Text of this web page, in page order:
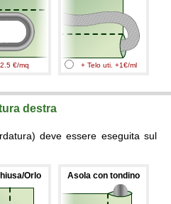
€/mq + Telo uti. +1€/ml
destra
deve essere eseguita sul
Orlo Asola con tondino